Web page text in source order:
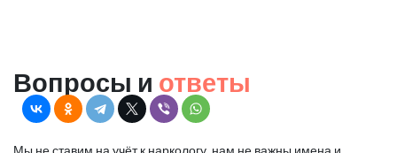
Вопросы и ответы
Мы не ставим на учёт к наркологу, нам не важны имена и